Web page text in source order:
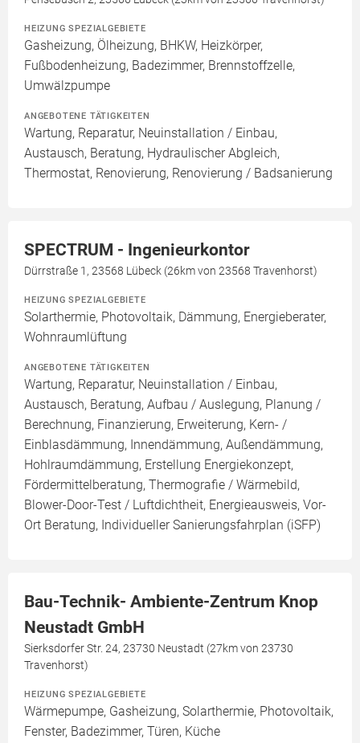
HEIZUNG SPEZIALGEBIETE
Gasheizung, Ölheizung, BHKW, Heizkörper,
Fußbodenheizung, Badezimmer, Brennstoffzelle,
Umwälzpumpe
ANGEBOTENE TÄTIGKEITEN
Wartung, Reparatur, Neuinstallation / Einbau,
Austausch, Beratung, Hydraulischer Abgleich,
Thermostat, Renovierung, Renovierung / Badsanierung
SPECTRUM - Ingenieurkontor
Dürrstraße 1, 23568 Lübeck (26km von 23568 Travenhorst)
HEIZUNG SPEZIALGEBIETE
Solarthermie, Photovoltaik, Dämmung, Energieberater,
Wohnraumlüftung
ANGEBOTENE TÄTIGKEITEN
Wartung, Reparatur, Neuinstallation / Einbau,
Austausch, Beratung, Aufbau / Auslegung, Planung /
Berechnung, Finanzierung, Erweiterung, Kern- /
Einblasdämmung, Innendämmung, Außendämmung,
Hohlraumdämmung, Erstellung Energiekonzept,
Fördermittelberatung, Thermografie / Wärmebild,
Blower-Door-Test / Luftdichtheit, Energieausweis, Vor-
Ort Beratung, Individueller Sanierungsfahrplan (iSFP)
Bau-Technik- Ambiente-Zentrum Knop
Neustadt GmbH
Sierksdorfer Str. 24, 23730 Neustadt (27km von 23730
Travenhorst)
HEIZUNG SPEZIALGEBIETE
Wärmepumpe, Gasheizung, Solarthermie, Photovoltaik,
Fenster, Badezimmer, Türen, Küche